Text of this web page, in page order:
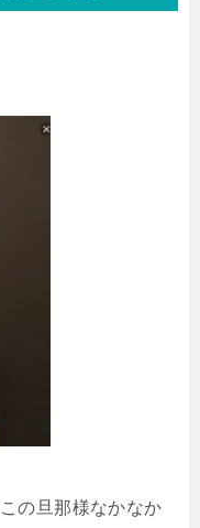
の旦那様なかなか